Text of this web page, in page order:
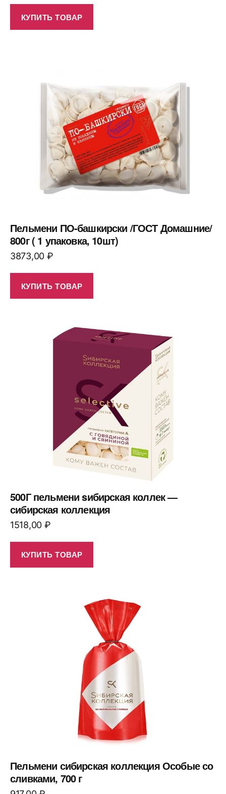
КУПИТЬ ТОВАР
Пельмени ПО-башкирски /ГОСТ Домашние/
800г ( 1 упаковка, 10шт)
3873,00 ₽
КУПИТЬ ТОВАР
500Г пельмени sибирская коллек —
сибирская коллекция
1518,00 ₽
КУПИТЬ ТОВАР
Пельмени сибирская коллекция Особые со
сливками, 700 г